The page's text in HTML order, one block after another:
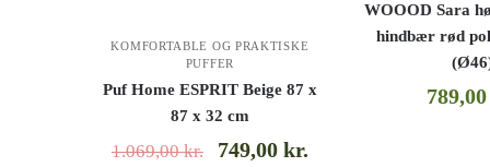
KOMFORTABLE OG PRAKTISKE
PUFFER
Puf Home ESPRIT Beige 87 x
87 x 32 cm
1.069,00kr. 749,00 kr.
WOOOD Sara
hindbær rød